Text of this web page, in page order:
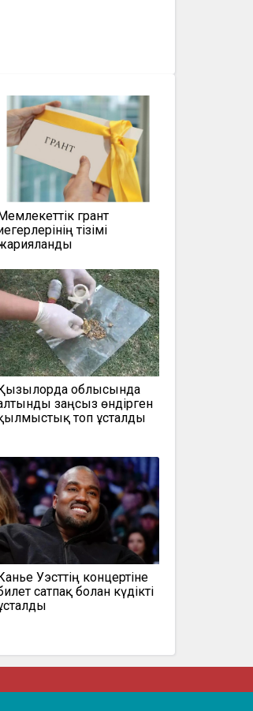
грант
тізімі
облысында
заңсыз өндірген
топ ұсталды
Уэсттің концертіне
сатпақ болған күдікті